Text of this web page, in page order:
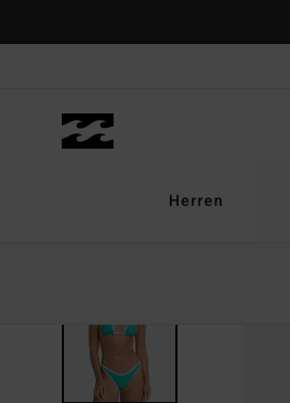
Herren